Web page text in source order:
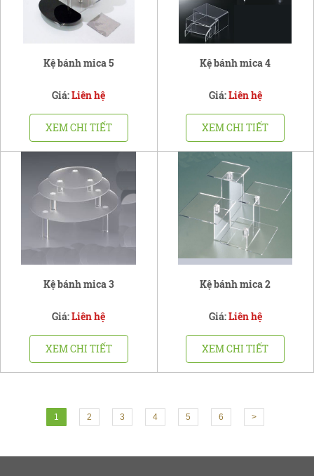
Kệ bánh mica 5
Giá:Liên hệ
XEM CHI TIẾT
Kệ bánh mica 4
Giá:Liên hệ
XEM CHI TIẾT
Kệ bánh mica 3
Giá:Liên hệ
XEM CHI TIẾT
Kệ bánh mica 2
Giá:Liên hệ
XEM CHI TIẾT
1 2 3 4 5 6 >